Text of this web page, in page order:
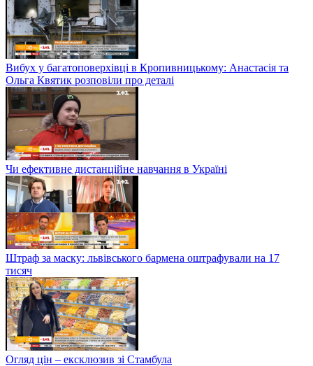
Вибух у багатоповерхівці в Кропивницькому: Анастасія та
Ольга Квятик розповіли про деталі
Чи ефективне дистанційне навчання в Україні
Штраф за маску: львівського бармена оштрафували на 17
тисяч
Огляд цін – ексклюзив зі Стамбула